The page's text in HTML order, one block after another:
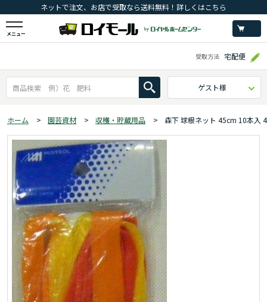
ネットで注文、お店で受取なら送料無料！詳しくはこちら
メニュー
受取方法 宅配便
ゲスト様
ホーム > 園芸資材 > 収穫・貯蔵用品 > 森下 球根ネット 45cm 10本入